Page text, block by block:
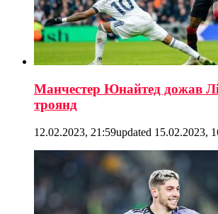
Манчестер Юнайтед дожав
троянд
12.02.2023, 21:59updated 15.02.2023,